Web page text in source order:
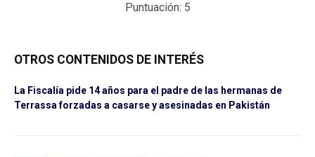
Puntuación: 5
OTROS CONTENIDOS DE INTERÉS
La Fiscalía pide 14 años para el padre de las hermanas de
Terrassa forzadas a casarse y asesinadas en Pakistán